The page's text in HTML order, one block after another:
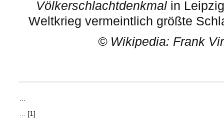
Völkerschlachtdenkmal in
Weltkrieg vermeintlich größte
© Wikipedia: Frank
... [1]